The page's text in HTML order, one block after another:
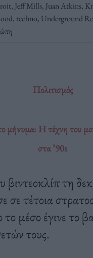
, Jeff Mills, Juan Atkins,
, techno, Underground
Πολιτισμός
μήνυμα: Η τέχνη του
στα ’90s
τη
σε τέτοια
το μέσο έγινε το
τους.